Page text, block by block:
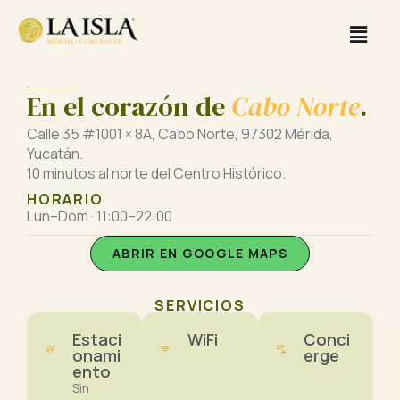
content
En el corazón deCabo Norte.
Calle 35 #1001 × 8A, Cabo Norte, 97302 Mérida,
Yucatán.
10 minutos al norte del Centro Histórico.
HORARIO
Lun–Dom · 11:00–22:00
ABRIR EN GOOGLE MAPS
SERVICIOS
Estaci
onami
ento
Sin
WiFi Conci
erge